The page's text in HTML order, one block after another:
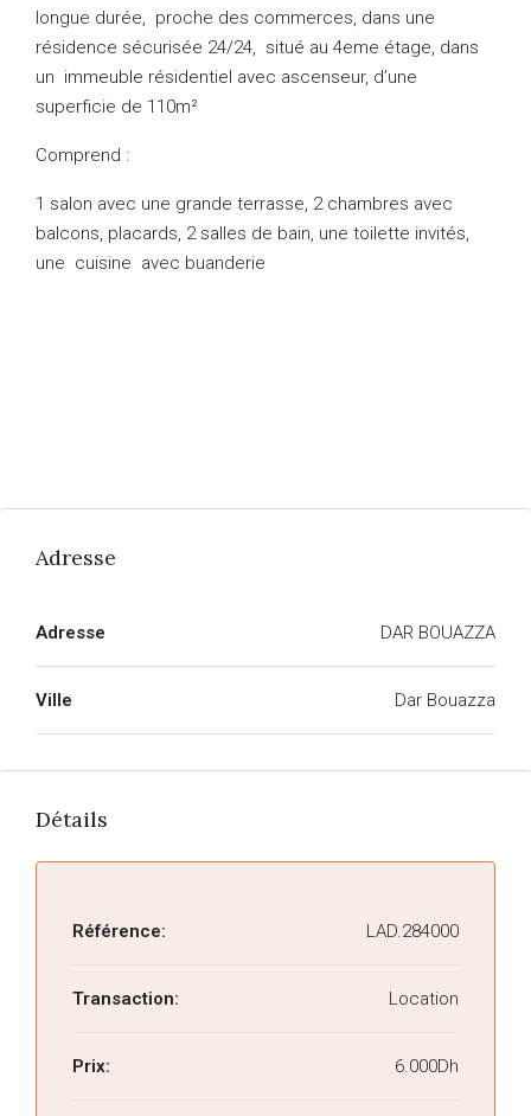
longue durée, proche des commerces, dans une
résidence sécurisée 24/24, situé au 4eme étage, dans
un immeuble résidentiel avec ascenseur, d’une
superficie de 110m²
Comprend :
1 salon avec une grande terrasse, 2 chambres avec
balcons, placards, 2 salles de bain, une toilette invités,
une cuisine avec buanderie
Adresse
Adresse DAR BOUAZZA
Ville Dar Bouazza
Détails
Référence: LAD.284000
Transaction: Location
Prix: 6.000Dh